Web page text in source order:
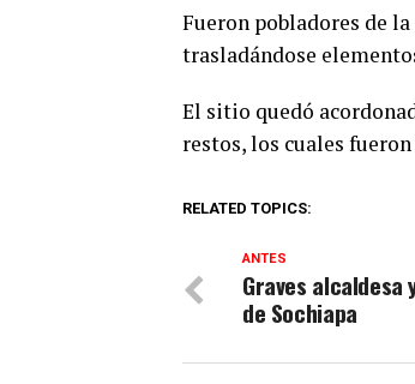
Fueron pobladores de
trasladándose
El sitio quedó
restos, los cuales
RELATED TOPICS:
ANTES
Graves alcaldesa
de Sochiapa